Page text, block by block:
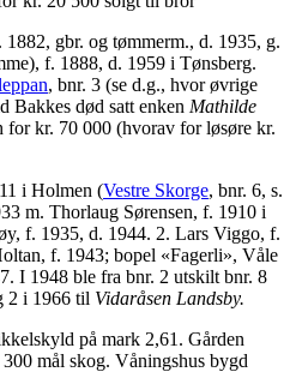
gbr. og tømmerm., d. 1935, g.
f. 1888, d. 1959 i Tønsberg.
, bnr. 3 (se d.g., hvor øvrige
Bakkes død satt enken Mathilde
for kr. 70 000 (hvorav for løsøre kr.
i Holmen (Vestre Skorge, bnr. 6, s.
m. Thorlaug Sørensen, f. 1910 i
f. 1935, d. 1944. 2. Lars Viggo, f.
f. 1943; bopel «Fagerli», Våle
I 1948 ble fra bnr. 2 utskilt bnr. 8
2 i 1966 til Vidaråsen Landsby.
på mark 2,61. Gården
mål skog. Våningshus bygd